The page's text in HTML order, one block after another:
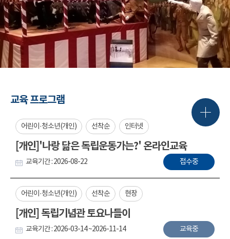
교육 프로그램
어린이·청소년(개인) 선착순 인터넷
[개인]'나랑 닮은 독립운동가는?' 온라인교육
교육기간 : 2026-08-22 접수중
어린이·청소년(개인) 선착순 현장
[개인] 독립기념관 토요나들이
교육기간 : 2026-03-14 ~2026-11-14 교육중